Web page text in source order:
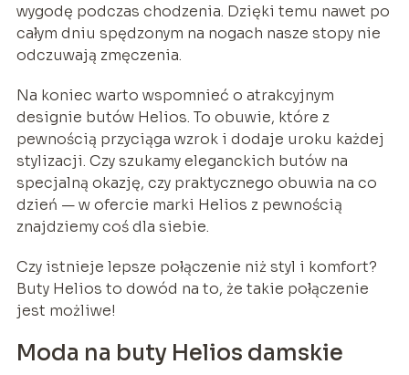
wygodę podczas chodzenia. Dzięki temu nawet po
całym dniu spędzonym na nogach nasze stopy nie
odczuwają zmęczenia.
Na koniec warto wspomnieć o atrakcyjnym
designie butów Helios. To obuwie, które z
pewnością przyciąga wzrok i dodaje uroku każdej
stylizacji. Czy szukamy eleganckich butów na
specjalną okazję, czy praktycznego obuwia na co
dzień — w ofercie marki Helios z pewnością
znajdziemy coś dla siebie.
Czy istnieje lepsze połączenie niż styl i komfort?
Buty Helios to dowód na to, że takie połączenie
jest możliwe!
Moda na buty Helios damskie